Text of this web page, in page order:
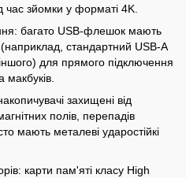
час зйомки у форматі 4K.
багато USB-флешок мають
стандартний USB-A
для прямого підключення
захищені від
полів, перепадів
мають металеві ударостійкі
карти пам'яті класу High